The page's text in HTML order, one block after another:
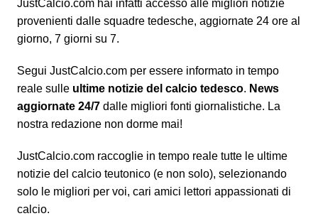
JustCalcio.com hai infatti accesso alle migliori notizie
provenienti dalle squadre tedesche, aggiornate 24 ore al
giorno, 7 giorni su 7.
Segui JustCalcio.com per essere informato in tempo
reale sulleultime notizie del calcio tedesco. News
aggiornate 24/7dalle migliori fonti giornalistiche. La
nostra redazione non dorme mai!
JustCalcio.com raccoglie in tempo reale tutte le ultime
notizie del calcio teutonico (e non solo), selezionando
solo le migliori per voi, cari amici lettori appassionati di
calcio.